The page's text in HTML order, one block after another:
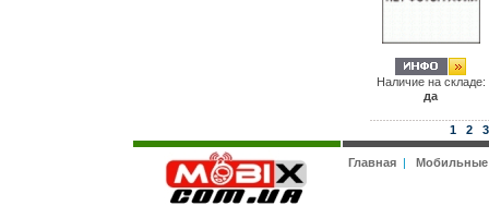
Наличие на складе:
да
1 2 3
Главная|